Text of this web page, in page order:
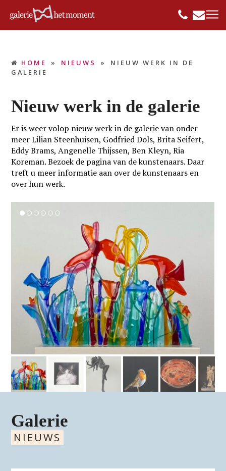
HOME » NIEUWS »
NIEUW WERK IN DE
GALERIE
Nieuw werk in de galerie
Er is weer volop nieuw werk in de galerie van onder
meer Lilian Steenhuisen, Godfried Dols, Brita Seifert,
Eddy Brams, Angenelle Thijssen, Ben Kleyn, Ria
Koreman. Bezoek de pagina van de kunstenaars. Daar
treft u meer informatie aan over de kunstenaars en
over hun werk.
Galerie
NIEUWS